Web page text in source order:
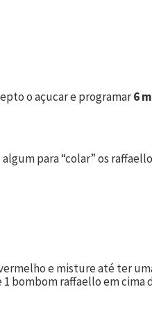
o açucar e programar6
para “colar” os
e misture até ter
bombom raffaello em cima